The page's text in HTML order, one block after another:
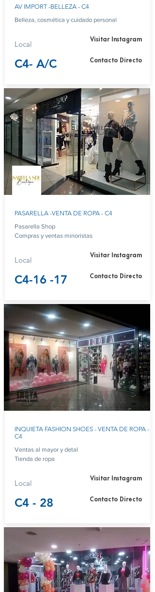
AV IMPORT -BELLEZA - C4
Belleza, cosmética y cuidado personal
Local
Visitar Instagram
C4- A/C Contacto Directo
PASARELLA -VENTA DE ROPA - C4
Pasarella Shop
Compras y ventas minoristas
Local
Visitar Instagram
C4-16 -17 Contacto Directo
INQUIETA FASHION SHOES - VENTA DE ROPA -
C4
Ventas al mayor y detal
Tienda de ropa
Local
Visitar Instagram
C4 - 28 Contacto Directo